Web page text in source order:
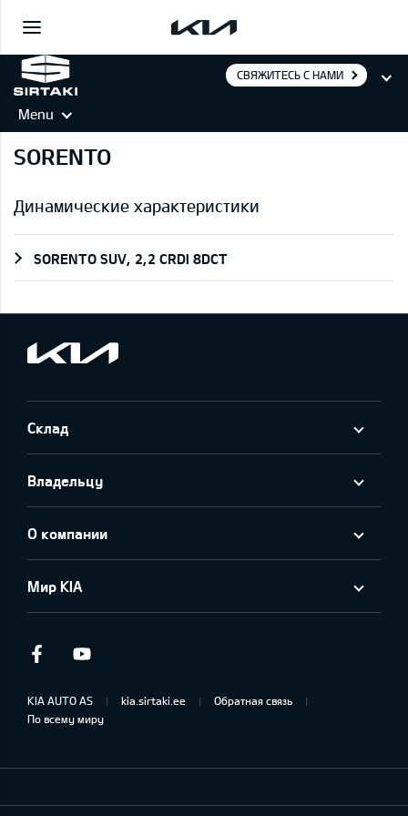
СВЯЖИТЕСЬ С НАМИ
Menu
SORENTO
Динамические характеристики
SORENTO SUV, 2,2 CRDI 8DCT
Склад
Владельцу
О компании
Мир KIA
Facebook
KIA AUTO AS kia.sirtaki.ee
Обратная связь
По всему миру